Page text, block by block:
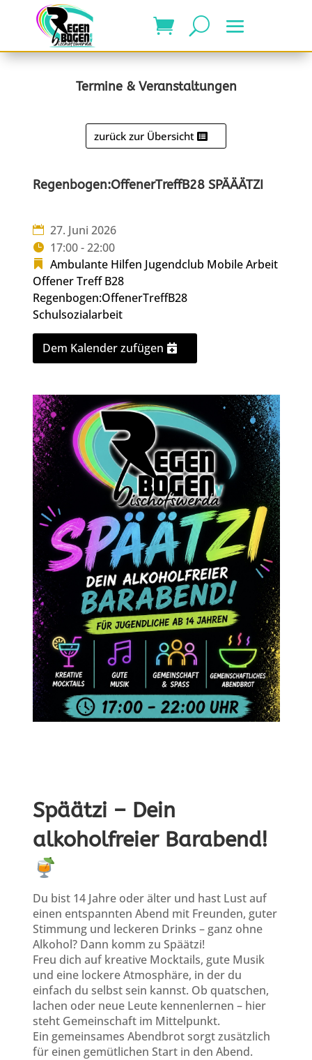
Termine & Veranstaltungen
zurück zur Übersicht
Regenbogen:OffenerTreffB28 SPÄÄÄTZI
27. Juni 2026
17:00 - 22:00
Ambulante Hilfen Jugendclub Mobile Arbeit
Offener Treff B28
Regenbogen:OffenerTreffB28
Schulsozialarbeit
Dem Kalender zufügen
Späätzi – Dein
alkoholfreier Barabend!
Du bist 14 Jahre oder älter und hast Lust auf
einen entspannten Abend mit Freunden, guter
Stimmung und leckeren Drinks – ganz ohne
Alkohol? Dann komm zu Späätzi!
Freu dich auf kreative Mocktails, gute Musik
und eine lockere Atmosphäre, in der du
einfach du selbst sein kannst. Ob quatschen,
lachen oder neue Leute kennenlernen – hier
steht Gemeinschaft im Mittelpunkt.
Ein gemeinsames Abendbrot sorgt zusätzlich
für einen gemütlichen Start in den Abend.